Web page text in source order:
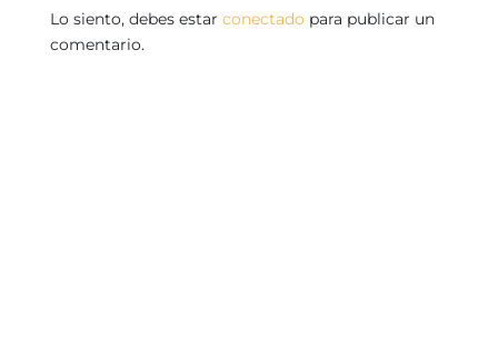
Lo siento, debes estar conectado para publicar un
comentario.